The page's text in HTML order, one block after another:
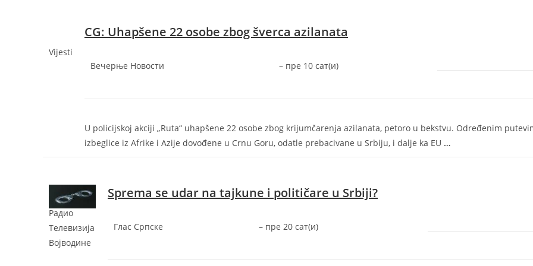
Vijesti
CG: Uhapšene 22 osobe zbog šverca azilanata
Вечерње Новости – ‎пре 10 сат(и)‎
U policijskoj akciji „Ruta“ uhapšene 22 osobe zbog krijumčarenja azilanata, petoro u bekstvu. Određenim
izbeglice iz Afrike i Azije dovođene u Crnu Goru, odatle prebacivane u Srbiju, i dalje ka EU …
Радио
Телевизија
Војводине
Sprema se udar na tajkune i političare u Srbiji?
Глас Српске – ‎пре 20 сат(и)‎